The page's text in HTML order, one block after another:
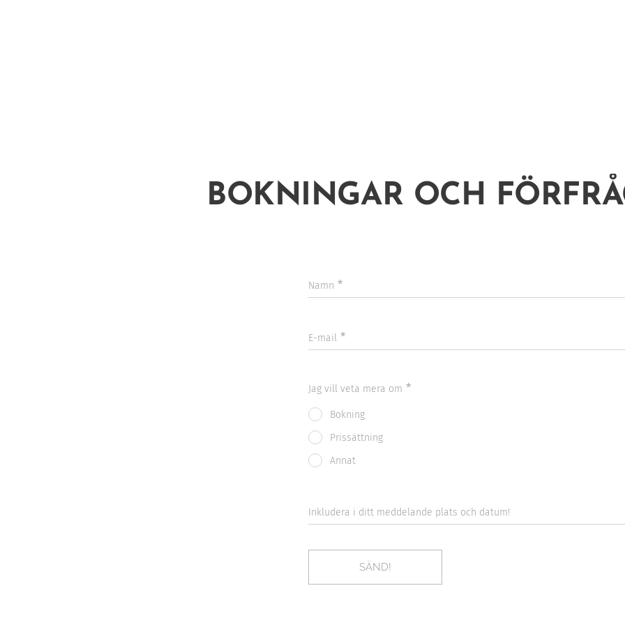
BOKNINGAR OCH
Namn
E-mail
Jag vill veta mera om
Bokning
Prissättning
Annat
Inkludera i ditt meddelande plats och datum!
SÄND!